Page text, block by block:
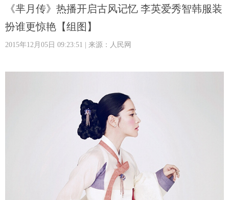
港澳 台湾 华人 汽车
科技 能源
公益 军事
摄影
新华电视英文
《芈月传》热播开启古风记忆 李英爱秀智韩服装
扮谁更惊艳【组图】
2015年12月05日 09:23:51 | 来源：人民网